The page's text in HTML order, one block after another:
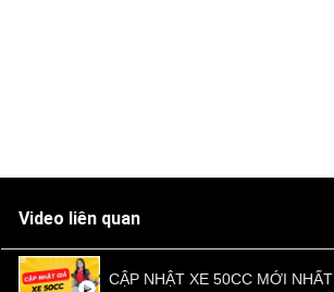
Video liên quan
CẬP NHẬT XE 50CC MỚI NHẤT